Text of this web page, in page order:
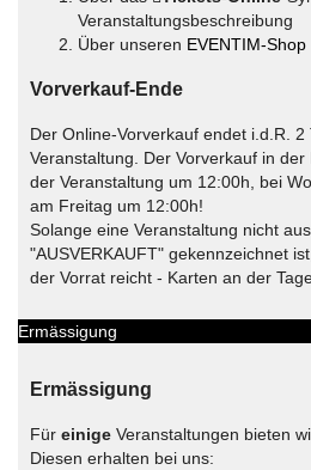
Veranstaltungsbeschreibung
Über unseren EVENTIM-Shop
Vorverkauf-Ende
Der Online-Vorverkauf endet i.d.R. 2
Veranstaltung. Der Vorverkauf in
der Veranstaltung um 12:00h, bei
am Freitag um 12:00h!
Solange eine Veranstaltung nicht
"AUSVERKAUFT" gekennzeichnet
der Vorrat reicht - Karten an der
Ermässigung
Ermässigung
Für einige Veranstaltungen bieten
Diesen erhalten bei uns: